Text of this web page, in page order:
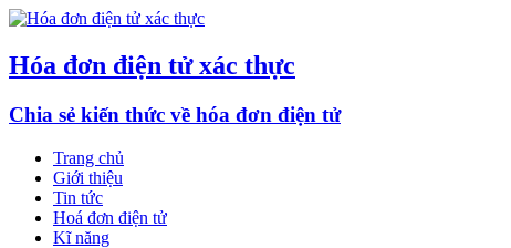
Hóa đơn điện tử xác thực
Chia sẻ kiến thức về hóa đơn điện tử
Trang chủ
Giới thiệu
Tin tức
Hoá đơn điện tử
Kĩ năng